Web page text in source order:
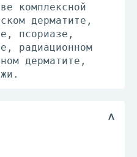
комплексной
дерматите,
псориазе,
радиационном
дерматите,